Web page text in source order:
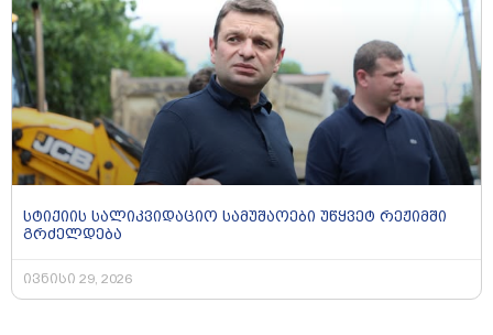
სტიქიის სალიკვიდაციო სამუშაოები უწყვეტ რეჟიმში
გრძელდება
ივნისი 29, 2026